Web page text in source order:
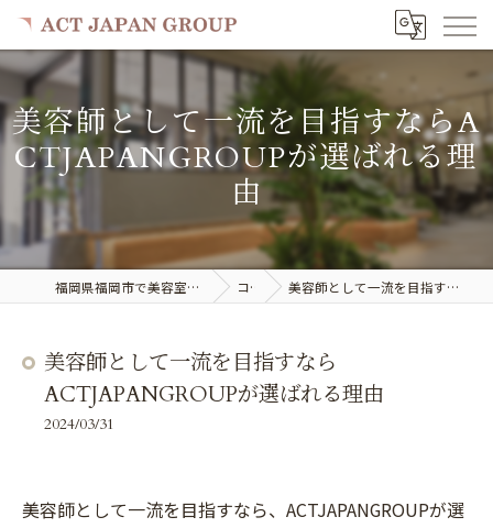
美容師として一流を目指すならA
CTJAPANGROUPが選ばれる理
由
福岡県福岡市で美容室の求人ならACT JAPAN GROUP コラム 美容師として一流を目指すならACTJAPANGROUPが選ばれる理由
美容師として一流を目指すなら
ACTJAPANGROUPが選ばれる理由
2024/03/31
美容師として一流を目指すなら、ACTJAPANGROUPが選